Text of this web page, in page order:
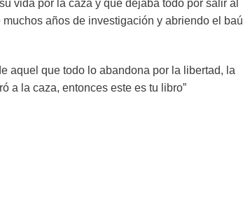
vida por la caza y que dejaba todo por salir al
años de investigación y abriendo el baúl
aquel que todo lo abandona por la libertad, la
a la caza, entonces este es tu libro”